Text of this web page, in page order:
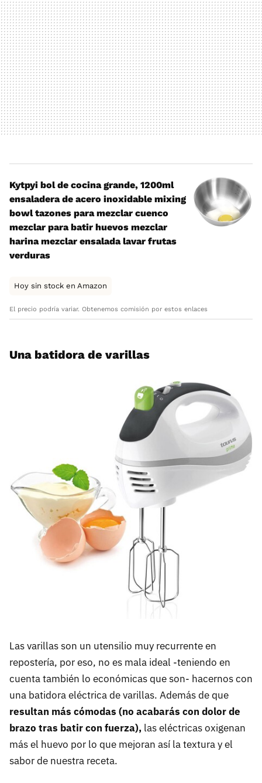
Kytpyi bol de cocina grande, 1200ml
ensaladera de acero inoxidable mixing
bowl tazones para mezclar cuenco
mezclar para batir huevos mezclar
harina mezclar ensalada lavar frutas
verduras
Hoy sin stock en Amazon
El precio podría variar. Obtenemos comisión por estos enlaces
Una batidora de varillas
Las varillas son un utensilio muy recurrente en
repostería, por eso, no es mala ideal -teniendo en
cuenta también lo económicas que son- hacernos con
una batidora eléctrica de varillas. Además de que
resultan más cómodas (no acabarás con dolor de
brazo tras batir con fuerza), las eléctricas oxigenan
más el huevo por lo que mejoran así la textura y el
sabor de nuestra receta.